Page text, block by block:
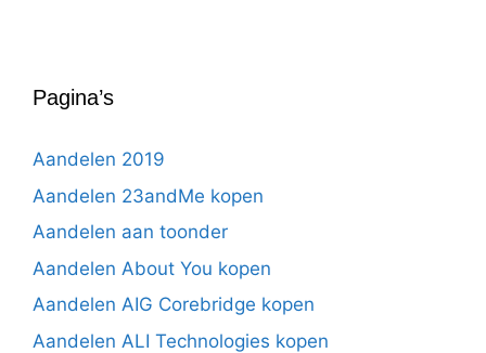
Pagina’s
Aandelen 2019
Aandelen 23andMe kopen
Aandelen aan toonder
Aandelen About You kopen
Aandelen AIG Corebridge kopen
Aandelen ALI Technologies kopen